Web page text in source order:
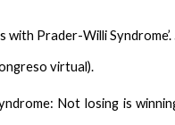
with Prader-Willi Syndrome’.
virtual).
Not losing is